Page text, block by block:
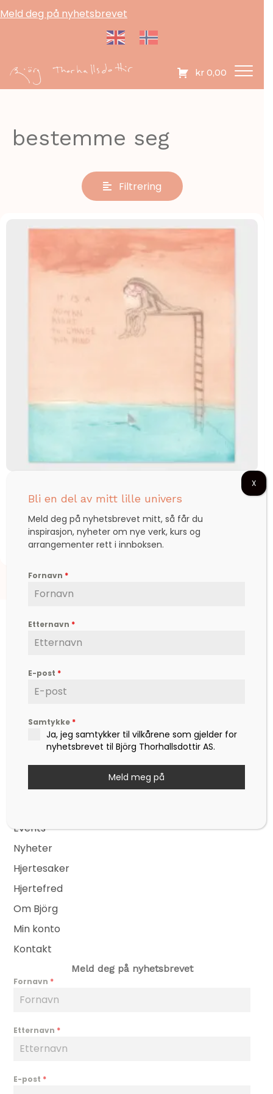
Meld deg på nyhetsbrevet
kr 0,00
bestemme seg
Filtrering
It is a human right to change your mind
3.570,00
Björg er en etterspurt kunstner, inspirator,
forfatter og foredragsholder, som formidler
og ikke minst mot – til å leve det livet som vi
drømmer om.
Events
Nyheter
Hjertesaker
Hjertefred
Om Björg
Min konto
Kontakt
Meld deg på nyhetsbrevet
Fornavn *
Etternavn *
E-post *
Bli en del av mitt lille univers
Meld deg på nyhetsbrevet mitt, så får du
inspirasjon, nyheter om nye verk, kurs og
arrangementer rett i innboksen.
Fornavn *
Etternavn *
E-post *
Samtykke *
Ja, jeg samtykker til vilkårene som gjelder for
nyhetsbrevet til Björg Thorhallsdottir AS.
Meld meg på
X